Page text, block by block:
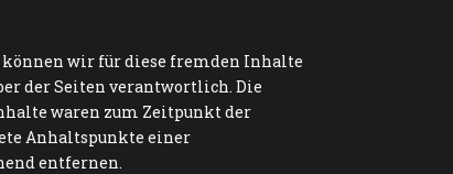
können wir für diese fremden Inhalte
der Seiten verantwortlich. Die
waren zum Zeitpunkt der
Anhaltspunkte einer
entfernen.